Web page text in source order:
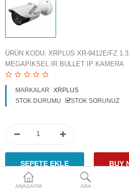
Plaka Tanıma Sistemi
Ürün Güvenlik Sistemleri
Para Birimi
ANASAYFA ARA
ÜRÜN KODU: XRPLUS XR-9412E/FZ 1.3
MEGAPIKSEL IR BULLET IP KAMERA
MARKALAR
XRPLUS
STOK DURUMU
STOK SORUNUZ